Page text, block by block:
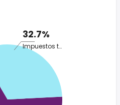
32.7%
Impuestos totales